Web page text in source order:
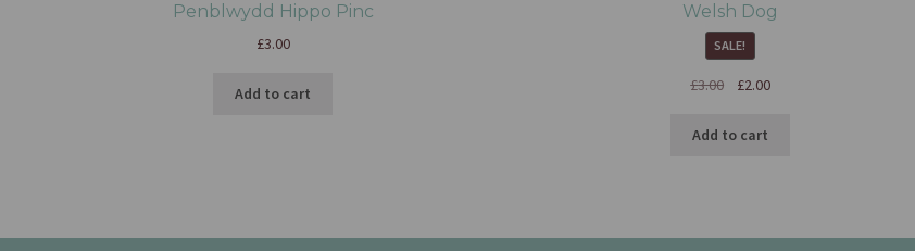
Penblwydd Hippo Pinc
£3.00
Add to cart
Welsh Dog
SALE!
£3.00 £2.00
Add to cart